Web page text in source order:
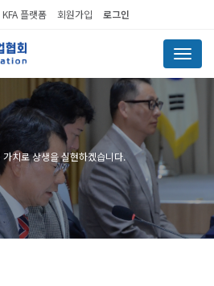
KFA 플랫폼 회원가입 로그인
Menu
치로 상생을 실현하겠습니다.